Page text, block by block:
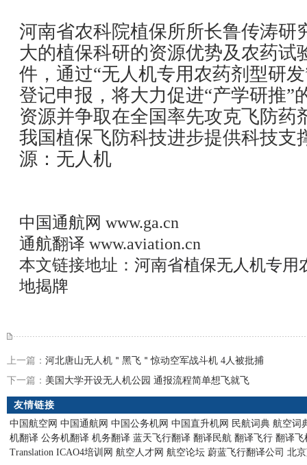
河南省农科院植保所所长鲁传涛研
大的植保科研的资源优势及农药试
件，通过“无人机专用农药剂型研
登记申报，将大力促进“产学研推”
资源并争取在全国率先攻克飞防药
我国植保飞防科技进步提供科技支
源： 无人机
中国通航网 www.ga.cn
通航翻译 www.aviation.cn
本文链接地址： 河南省植保无人机专用
地揭牌
上一篇： 河北唐山无人机＂黑飞＂惊动空军战斗机 4人被批捕
下一篇： 美国大学开设无人机公园 通报流程简单想飞就飞
友情链接
中国航空网 中国通航网 中国公务机网 中国直升机网 民航词典 航空词
机翻译 公务机翻译 机务翻译 蓝天飞行翻译 翻译民航 翻译飞行 翻译飞
Translation ICAO4培训网 航空人才网 航空论坛 蔚蓝飞行翻译公司 北